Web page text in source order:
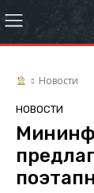
Новости
НОВОСТИ